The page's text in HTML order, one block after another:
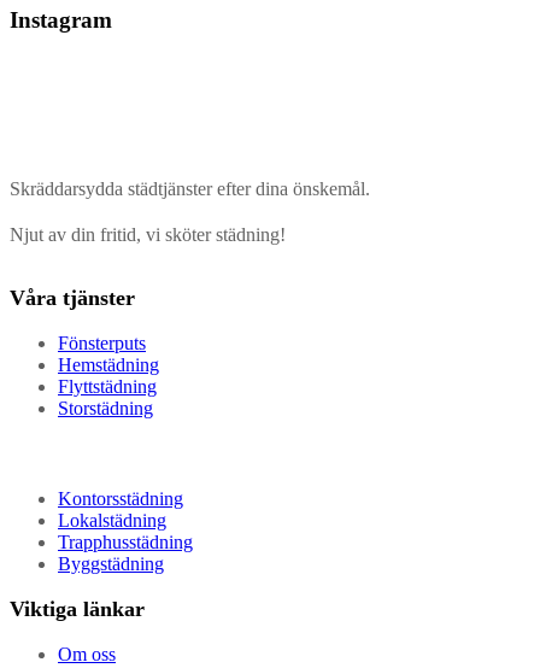
Instagram
Skräddarsydda städtjänster efter dina önskemål.
Njut av din fritid, vi sköter städning!
Våra tjänster
Fönsterputs
Hemstädning
Flyttstädning
Storstädning
Kontorsstädning
Lokalstädning
Trapphusstädning
Byggstädning
Viktiga länkar
Om oss